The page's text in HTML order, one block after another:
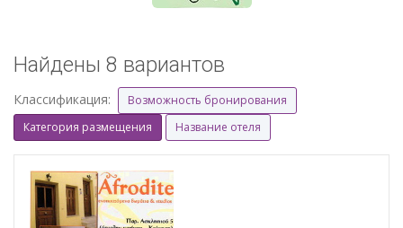
Найдены 8 вариантов
Классификация:
Возможность бронирования
Категория размещения
Название отеля